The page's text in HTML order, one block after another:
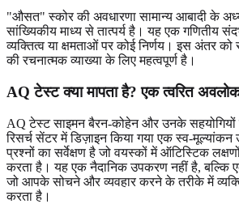
"औसत" स्कोर की अवधारणा सामान्य आबादी के
सांख्यिकीय माध्य से तात्पर्य है। यह एक गणितीय
व्यक्तित्व या क्षमताओं पर कोई निर्णय। इस अंतर
की रचनात्मक व्याख्या के लिए महत्वपूर्ण है।
AQ टेस्ट क्या मापता है? एक त्वरित
AQ टेस्ट साइमन बैरन-कोहेन और उनके सहयोगियों
रिसर्च सेंटर में डिज़ाइन किया गया एक स्व-
प्रश्नों का सर्वेक्षण है जो वयस्कों में ऑटिस्टिक
करता है। यह एक नैदानिक उपकरण नहीं है, बल्कि
जो आपके सोचने और व्यवहार करने के तरीके में
करता है।